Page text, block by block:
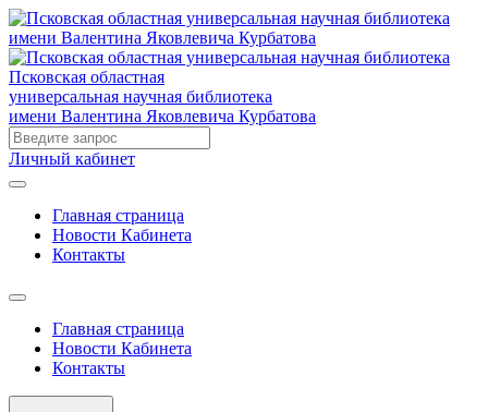
Псковская областная
универсальная научная библиотека
имени Валентина Яковлевича Курбатова
Личный кабинет
Главная страница
Новости Кабинета
Контакты
Главная страница
Новости Кабинета
Контакты